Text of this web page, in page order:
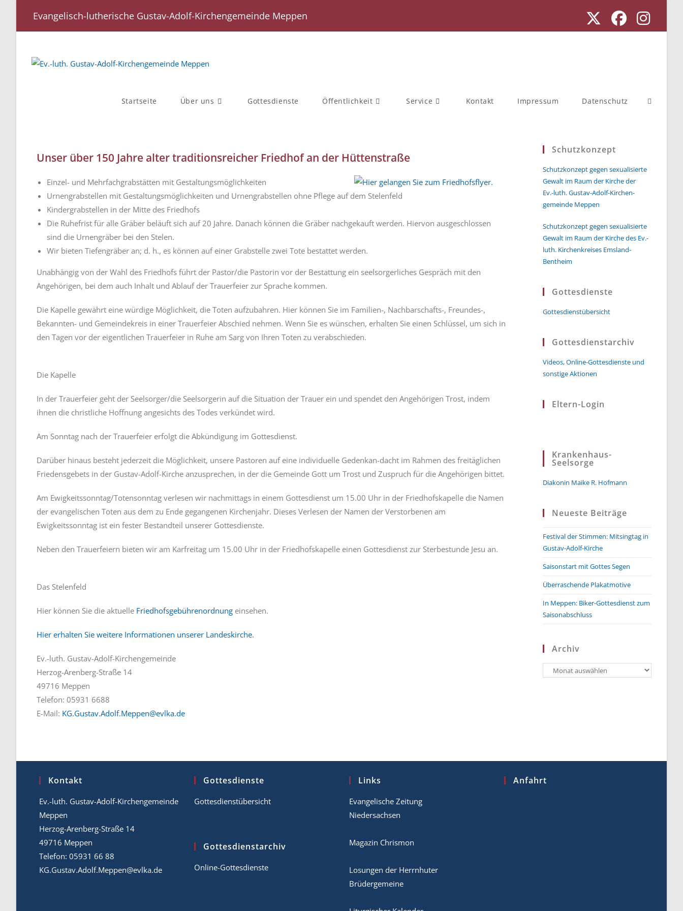
Evangelisch-lutherische Gustav-Adolf-Kirchengemeinde Meppen
Startseite Über uns Gottesdienste Öffentlichkeit Service Kontakt Impressum Datenschutz
Unser über 150 Jahre alter traditionsreicher Friedhof an der Hüttenstraße
Einzel- und Mehrfachgrabstätten mit Gestaltungsmöglichkeiten
Urnengrabstellen mit Gestaltungsmöglichkeiten und Urnengrabstellen ohne Pflege auf dem Stelenfeld
Kindergrabstellen in der Mitte des Friedhofs
Die Ruhefrist für alle Gräber beläuft sich auf 20 Jahre. Danach können die Gräber nachgekauft werden. Hiervon ausgeschlossen
sind die Urnengräber bei den Stelen.
Wir bieten Tiefengräber an; d. h., es können auf einer Grabstelle zwei Tote bestattet werden.
Unabhängig von der Wahl des Friedhofs führt der Pastor/die Pastorin vor der Bestattung ein seelsorgerliches Gespräch mit den
Angehörigen, bei dem auch Inhalt und Ablauf der Trauerfeier zur Sprache kommen.
Die Kapelle gewährt eine würdige Möglichkeit, die Toten aufzubahren. Hier können Sie im Familien-, Nachbarschafts-, Freundes-,
Bekannten- und Gemeindekreis in einer Trauerfeier Abschied nehmen. Wenn Sie es wünschen, erhalten Sie einen Schlüssel, um sich in
den Tagen vor der eigentlichen Trauerfeier in Ruhe am Sarg von Ihren Toten zu verabschieden.
Die Kapelle
In der Trauerfeier geht der Seelsorger/die Seelsorgerin auf die Situation der Trauer ein und spendet den Angehörigen Trost, indem
ihnen die christliche Hoffnung angesichts des Todes verkündet wird.
Am Sonntag nach der Trauerfeier erfolgt die Abkündigung im Gottesdienst.
Darüber hinaus besteht jederzeit die Möglichkeit, unsere Pastoren auf eine individuelle Gedenkan-dacht im Rahmen des freitäglichen
Friedensgebets in der Gustav-Adolf-Kirche anzusprechen, in der die Gemeinde Gott um Trost und Zuspruch für die Angehörigen bittet.
Am Ewigkeitssonntag/Totensonntag verlesen wir nachmittags in einem Gottesdienst um 15.00 Uhr in der Friedhofskapelle die Namen
der evangelischen Toten aus dem zu Ende gegangenen Kirchenjahr. Dieses Verlesen der Namen der Verstorbenen am
Ewigkeitssonntag ist ein fester Bestandteil unserer Gottesdienste.
Neben den Trauerfeiern bieten wir am Karfreitag um 15.00 Uhr in der Friedhofskapelle einen Gottesdienst zur Sterbestunde Jesu an.
Das Stelenfeld
Hier können Sie die aktuelle Friedhofsgebührenordnung einsehen.
Hier erhalten Sie weitere Informationen unserer Landeskirche.
Ev.-luth. Gustav-Adolf-Kirchengemeinde
Herzog-Arenberg-Straße 14
49716 Meppen
Telefon: 05931 6688
E-Mail: KG.Gustav.Adolf.Meppen@evlka.de
Schutzkonzept
Schutzkonzept gegen sexualisierte
Gewalt im Raum der Kirche der
Ev.-luth. Gustav-Adolf-Kirchen-
gemeinde Meppen
Schutzkonzept gegen sexualisierte
Gewalt im Raum der Kirche des Ev.-
luth. Kirchenkreises Emsland-
Bentheim
Gottesdienste
Gottesdienstübersicht
Gottesdienstarchiv
Videos, Online-Gottesdienste und
sonstige Aktionen
Eltern-Login
Krankenhaus-
Seelsorge
Diakonin Maike R. Hofmann
Neueste Beiträge
Festival der Stimmen: Mitsingtag in
Gustav-Adolf-Kirche
Saisonstart mit Gottes Segen
Überraschende Plakatmotive
In Meppen: Biker-Gottesdienst zum
Saisonabschluss
Archiv
Kontakt
Ev.-luth. Gustav-Adolf-Kirchengemeinde
Meppen
Herzog-Arenberg-Straße 14
49716 Meppen
Telefon: 05931 66 88
KG.Gustav.Adolf.Meppen@evlka.de
Gottesdienste
Gottesdienstübersicht
Gottesdienstarchiv
Online-Gottesdienste
Links
Evangelische Zeitung
Niedersachsen
Magazin Chrismon
Losungen der Herrnhuter
Brüdergemeine
Anfahrt